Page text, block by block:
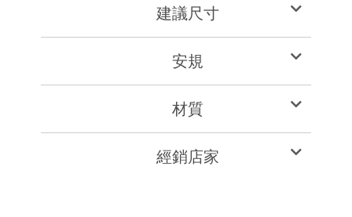
建議尺寸
安規
材質
經銷店家